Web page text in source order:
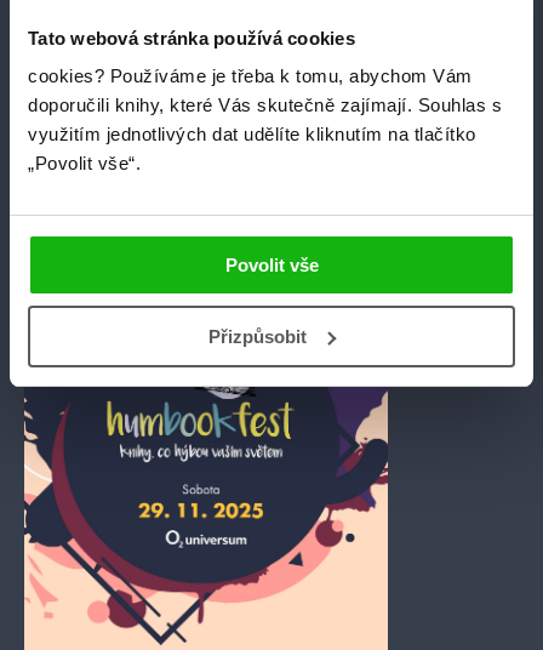
Tato webová stránka používá cookies
cookies? Používáme je třeba k tomu, abychom Vám
doporučili knihy, které Vás skutečně zajímají. Souhlas s
využitím jednotlivých dat udělíte kliknutím na tlačítko
„Povolit vše“.
Povolit vše
Přizpůsobit
AUTOGRAMIÁDY
Plakát